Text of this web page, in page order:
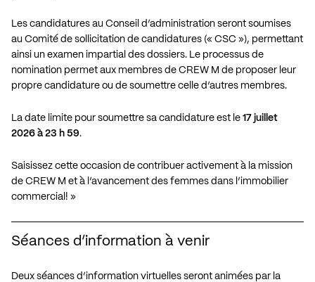
Les candidatures au Conseil d’administration seront soumises
au Comité de sollicitation de candidatures (« CSC »), permettant
ainsi un examen impartial des dossiers. Le processus de
nomination permet aux membres de CREW M de proposer leur
propre candidature ou de soumettre celle d’autres membres.
La date limite pour soumettre sa candidature est le 17 juillet
2026 à 23 h 59.
Saisissez cette occasion de contribuer activement à la mission
de CREW M et à l’avancement des femmes dans l’immobilier
commercial! »
Séances d’information à venir
Deux séances d’information virtuelles seront animées par la